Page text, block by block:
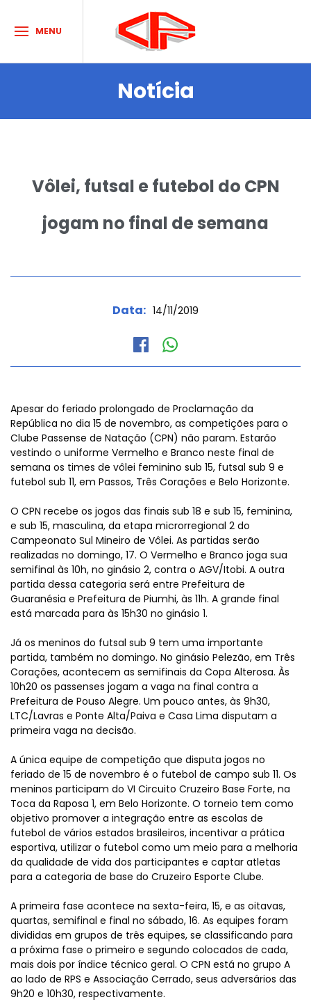
Sobre o Clube
Agenda de Eventos
Dúvidas
HORÁRIOS
MENU
Notícia
Vôlei, futsal e futebol do CPN
jogam no final de semana
Data: 14/11/2019
Apesar do feriado prolongado de Proclamação da
República no dia 15 de novembro, as competições para o
Clube Passense de Natação (CPN) não param. Estarão
vestindo o uniforme Vermelho e Branco neste final de
semana os times de vôlei feminino sub 15, futsal sub 9 e
futebol sub 11, em Passos, Três Corações e Belo Horizonte.
O CPN recebe os jogos das finais sub 18 e sub 15, feminina,
e sub 15, masculina, da etapa microrregional 2 do
Campeonato Sul Mineiro de Vôlei. As partidas serão
realizadas no domingo, 17. O Vermelho e Branco joga sua
semifinal às 10h, no ginásio 2, contra o AGV/Itobi. A outra
partida dessa categoria será entre Prefeitura de
Guaranésia e Prefeitura de Piumhi, às 11h. A grande final
está marcada para às 15h30 no ginásio 1.
Já os meninos do futsal sub 9 tem uma importante
partida, também no domingo. No ginásio Pelezão, em Três
Corações, acontecem as semifinais da Copa Alterosa. Às
10h20 os passenses jogam a vaga na final contra a
Prefeitura de Pouso Alegre. Um pouco antes, às 9h30,
LTC/Lavras e Ponte Alta/Paiva e Casa Lima disputam a
primeira vaga na decisão.
A única equipe de competição que disputa jogos no
feriado de 15 de novembro é o futebol de campo sub 11. Os
meninos participam do VI Circuito Cruzeiro Base Forte, na
Toca da Raposa 1, em Belo Horizonte. O torneio tem como
objetivo promover a integração entre as escolas de
futebol de vários estados brasileiros, incentivar a prática
esportiva, utilizar o futebol como um meio para a melhoria
da qualidade de vida dos participantes e captar atletas
para a categoria de base do Cruzeiro Esporte Clube.
A primeira fase acontece na sexta-feira, 15, e as oitavas,
quartas, semifinal e final no sábado, 16. As equipes foram
divididas em grupos de três equipes, se classificando para
a próxima fase o primeiro e segundo colocados de cada,
mais dois por índice técnico geral. O CPN está no grupo A
ao lado de RPS e Associação Cerrado, seus adversários das
9h20 e 10h30, respectivamente.